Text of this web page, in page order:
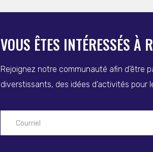
VOUS ÊTES INTÉRESSÉS À
Rejoignez notre communauté afin d’être
diverstissants, des idées d’activités